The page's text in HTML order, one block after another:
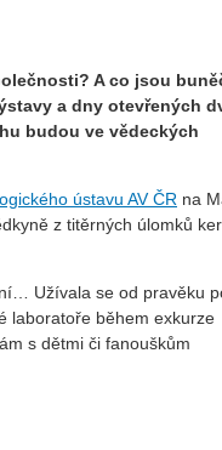
A co jsou
a dny otevřených
budou ve vědeckých
ústavu AV ČR na
z titěrných úlomků
Užívala se od pravěku
laboratoře během exkurze
s dětmi či fanouškům